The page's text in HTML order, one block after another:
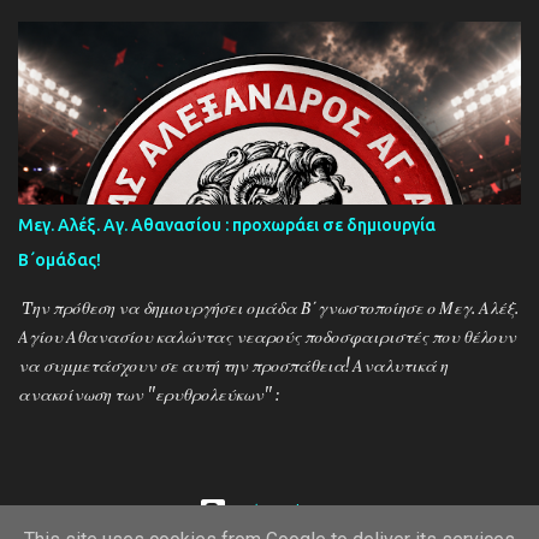
δυναμική των ''κιτρινόμαυρων''! Παρακάτω δείτε φωτοστιγμές
απο τις προπονήσεις της δραμινής ομάδας μέσα απο τον φακό της
''Ο'' που βρέθηκε στο γήπεδο του Καλαμπακίου ενώ δηλώσεις
κάνουν οι κ.κ. Σαρακασίδης Βασίλης (προπονητής) , Βαβλιάκης
Χρόνης (τεχνικός διευθυντής) και οι ποδοσφαιριστές Μάριος
Βουτσινάς και Ηλίας Σταμπουλής!
Μεγ. Αλέξ. Αγ. Αθανασίου : προχωράει σε δημιουργία
Β΄ομάδας!
Tην πρόθεση να δημιουργήσει ομάδα Β΄γνωστοποίησε ο Μεγ. Αλέξ.
Αγίου Αθανασίου καλώντας νεαρούς ποδοσφαιριστές που θέλουν
να συμμετάσχουν σε αυτή την προσπάθεια! Αναλυτικά η
ανακοίνωση των ''ερυθρολεύκων'' :
Από το Blogger